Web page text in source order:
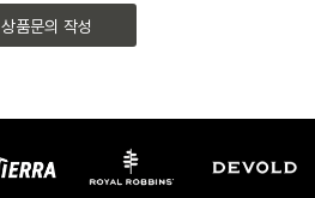
상품문의 작성